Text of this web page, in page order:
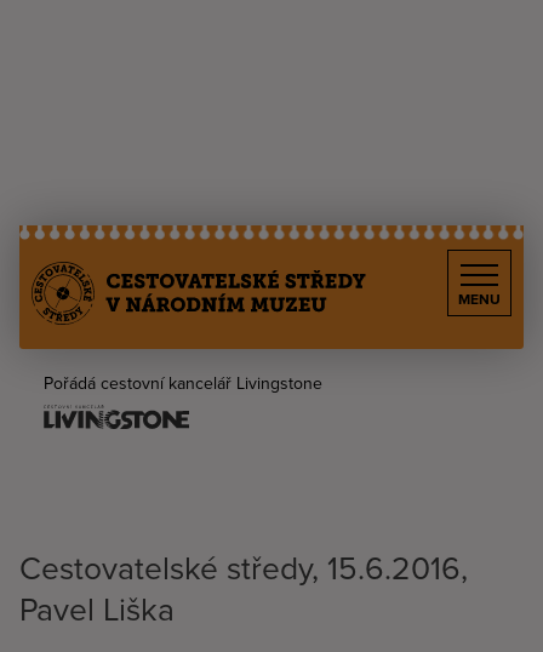
MENU
Pořádá cestovní kancelář Livingstone
Cestovatelské středy, 15.6.2016,
Pavel Liška